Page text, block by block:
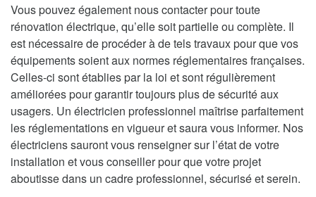
Vous pouvez également nous contacter pour toute
rénovation électrique, qu’elle soit partielle ou complète. Il
est nécessaire de procéder à de tels travaux pour que vos
équipements soient aux normes réglementaires françaises.
Celles-ci sont établies par la loi et sont régulièrement
améliorées pour garantir toujours plus de sécurité aux
usagers. Un électricien professionnel maîtrise parfaitement
les réglementations en vigueur et saura vous informer. Nos
électriciens sauront vous renseigner sur l’état de votre
installation et vous conseiller pour que votre projet
aboutisse dans un cadre professionnel, sécurisé et serein.